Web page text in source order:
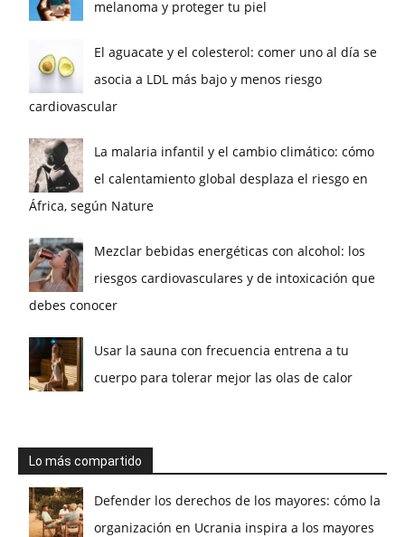
melanoma y proteger tu piel
El aguacate y el colesterol: comer uno al día se
asocia a LDL más bajo y menos riesgo
cardiovascular
La malaria infantil y el cambio climático: cómo
el calentamiento global desplaza el riesgo en
África, según Nature
Mezclar bebidas energéticas con alcohol: los
riesgos cardiovasculares y de intoxicación que
debes conocer
Usar la sauna con frecuencia entrena a tu
cuerpo para tolerar mejor las olas de calor
Lo más compartido
Defender los derechos de los mayores: cómo la
organización en Ucrania inspira a los mayores